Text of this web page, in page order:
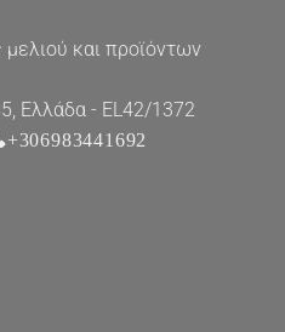
και προϊόντων
Ελλάδα - EL42/1372
+306983441692